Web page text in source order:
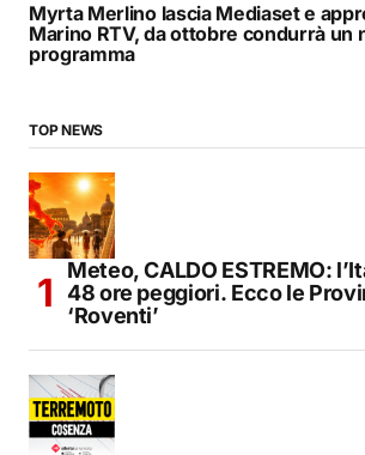
Myrta Merlino lascia Mediaset e
Marino RTV, da ottobre condurrà un
programma
TOP NEWS
Meteo, CALDO ESTREMO:
48 ore peggiori. Ecco le
‘Roventi’